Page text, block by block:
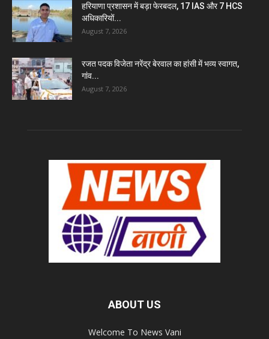
हरियाणा प्रशासन में बड़ा फेरबदल, 17 IAS और 7 HCS
अधिकारियों...
August 7, 2026
रजत पदक विजेता नरेंद्र बेरवाल का हांसी में भव्य स्वागत,
गांव...
August 7, 2026
ABOUT US
Welcome To News Vani